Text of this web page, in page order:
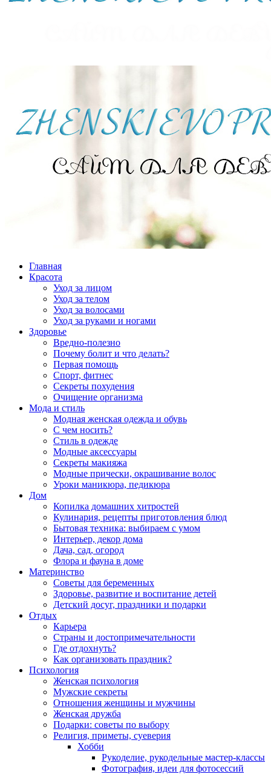
Главная
Красота
Уход за лицом
Уход за телом
Уход за волосами
Уход за руками и ногами
Здоровье
Вредно-полезно
Почему болит и что делать?
Первая помощь
Спорт, фитнес
Секреты похудения
Очищение организма
Мода и стиль
Модная женская одежда и обувь
С чем носить?
Стиль в одежде
Модные аксессуары
Секреты макияжа
Модные прически, окрашивание волос
Уроки маникюра, педикюра
Дом
Копилка домашних хитростей
Кулинария, рецепты приготовления блюд
Бытовая техника: выбираем с умом
Интерьер, декор дома
Дача, сад, огород
Флора и фауна в доме
Материнство
Советы для беременных
Здоровье, развитие и воспитание детей
Детский досуг, праздники и подарки
Отдых
Карьера
Страны и достопримечательности
Где отдохнуть?
Как организовать праздник?
Психология
Женская психология
Мужские секреты
Отношения женщины и мужчины
Женская дружба
Подарки: советы по выбору
Религия, приметы, суеверия
Хобби
Рукоделие, рукодельные мастер-классы
Фотография, идеи для фотосессий